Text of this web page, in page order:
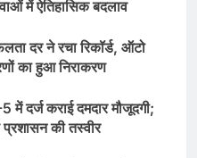
में ऐतिहासिक बदलाव
दर ने रचा रिकॉर्ड, ऑटो
का हुआ निराकरण
में दर्ज कराई दमदार मौजूदगी;
की तस्वीर